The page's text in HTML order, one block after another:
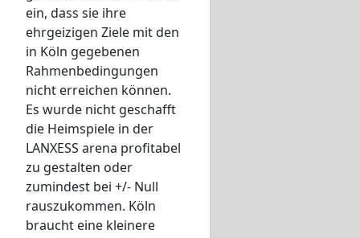
ein, dass sie ihre
ehrgeizigen Ziele mit den
in Köln gegebenen
Rahmenbedingungen
nicht erreichen können.
Es wurde nicht geschafft
die Heimspiele in der
LANXESS arena profitabel
zu gestalten oder
zumindest bei +/- Null
rauszukommen. Köln
braucht eine kleinere